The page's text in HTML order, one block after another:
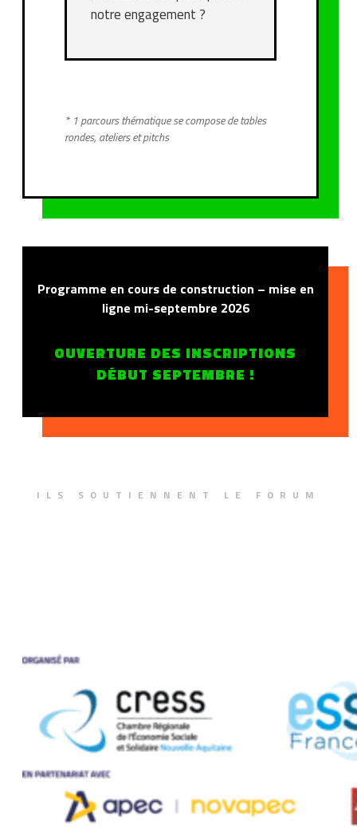
notre engagement ?
* 1 parcours thématique se compose de tables
rondes, ateliers et pitchs
Programme en cours de construction – mise en
ligne mi-septembre 2026
OUVERTURE DES INSCRIPTIONS
DÉBUT SEPTEMBRE !
ILS SOUTIENNENT LE FORUM